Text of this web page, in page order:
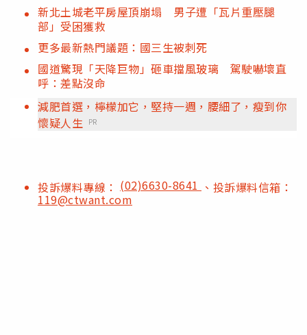
新北土城老平房屋頂崩塌 男子遭「瓦片重壓腿
部」受困獲救
更多最新熱門議題：國三生被刺死
國道驚現「天降巨物」砸車擋風玻璃 駕駛嚇壞直
呼：差點沒命
減肥首選，檸檬加它，堅持一週，腰細了，瘦到你
懷疑人生 PR
投訴爆料專線： (02)6630-8641 、投訴爆料信箱：
119@ctwant.com